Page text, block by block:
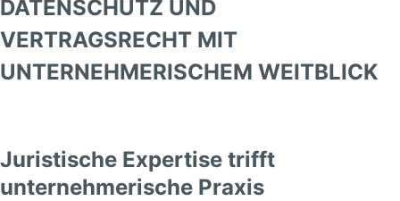
DATENSCHUTZ UND
VERTRAGSRECHT MIT
UNTERNEHMERISCHEM WEITBLICK
Juristische Expertise trifft
unternehmerische Praxis